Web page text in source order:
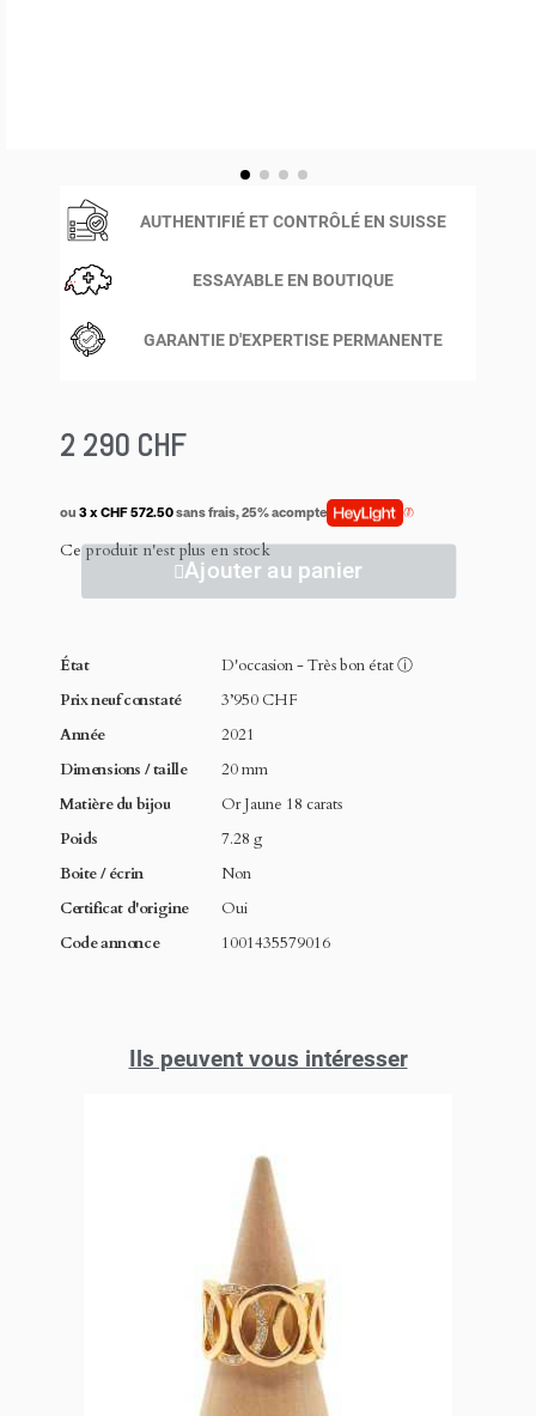
AUTHENTIFIÉ ET CONTRÔLÉ EN SUISSE
ESSAYABLE EN BOUTIQUE
GARANTIE D'EXPERTISE PERMANENTE
2 290 CHF
ou 3 x CHF 572.50sans frais, 25% acompte
Ce produit n'est plus en stock
Ajouter au panier
État D'occasion - Très bon étatⓘ
Prix neuf constaté
3’950 CHF
Année
2021
Dimensions / taille
20 mm
Matière du bijou
Or Jaune 18 carats
Poids
7.28 g
Boite / écrin
Non
Certificat d'origine
Oui
Code annonce
1001435579016
Ils peuvent vous intéresser